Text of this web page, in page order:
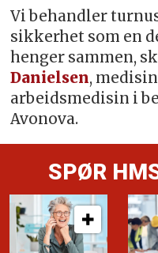
Vi behandler
sikkerhet som en
henger sammen,
Danielsen,
arbeidsmedisin i
Avonova.
SPØR